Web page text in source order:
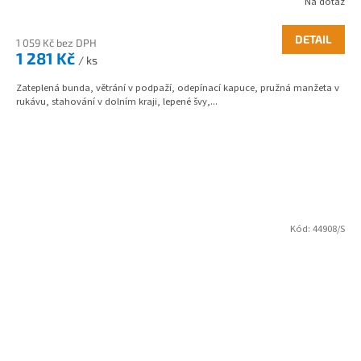
1 059 Kč bez DPH
1 281 Kč / ks
DETAIL
Zateplená bunda, větrání v podpaží, odepínací kapuce, pružná manžeta v
rukávu, stahování v dolním kraji, lepené švy,...
Kód: 44908/S